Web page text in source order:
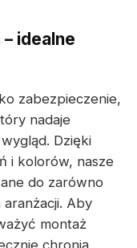
idealne
zabezpieczenie,
nadaje
Dzięki
i kolorów, nasze
do zarówno
aranżacji. Aby
montaż
chronią